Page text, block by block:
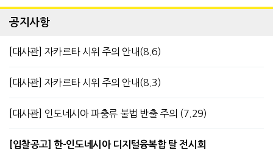
공지사항
[대사관] 자카르타 시위 주의 안내(8.6)
[대사관] 자카르타 시위 주의 안내(8.3)
[대사관] 인도네시아 파충류 불법 반출 주의 (7.29)
[입찰공고] 한-인도네시아 디지털융복합 탈 전시회